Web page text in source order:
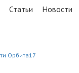
Статьи Новости